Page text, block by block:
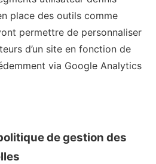
place des outils comme
permettre de personnaliser
d’un site en fonction de
via Google Analytics
de gestion des